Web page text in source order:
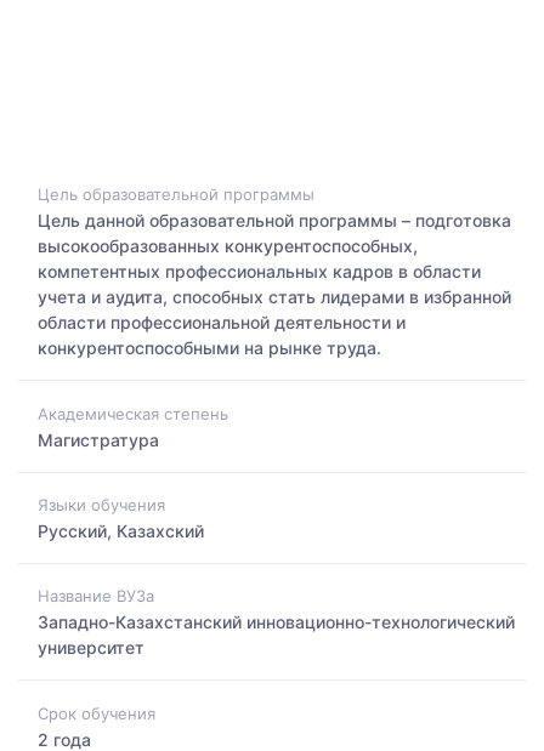
Цель образовательной программы
Цель данной образовательной программы – подготовка
высокообразованных конкурентоспособных,
компетентных профессиональных кадров в области
учета и аудита, способных стать лидерами в избранной
области профессиональной деятельности и
конкурентоспособными на рынке труда.
Академическая степень
Магистратура
Языки обучения
Русский, Казахский
Название ВУЗа
Западно-Казахстанский инновационно-технологический
университет
Срок обучения
2 года